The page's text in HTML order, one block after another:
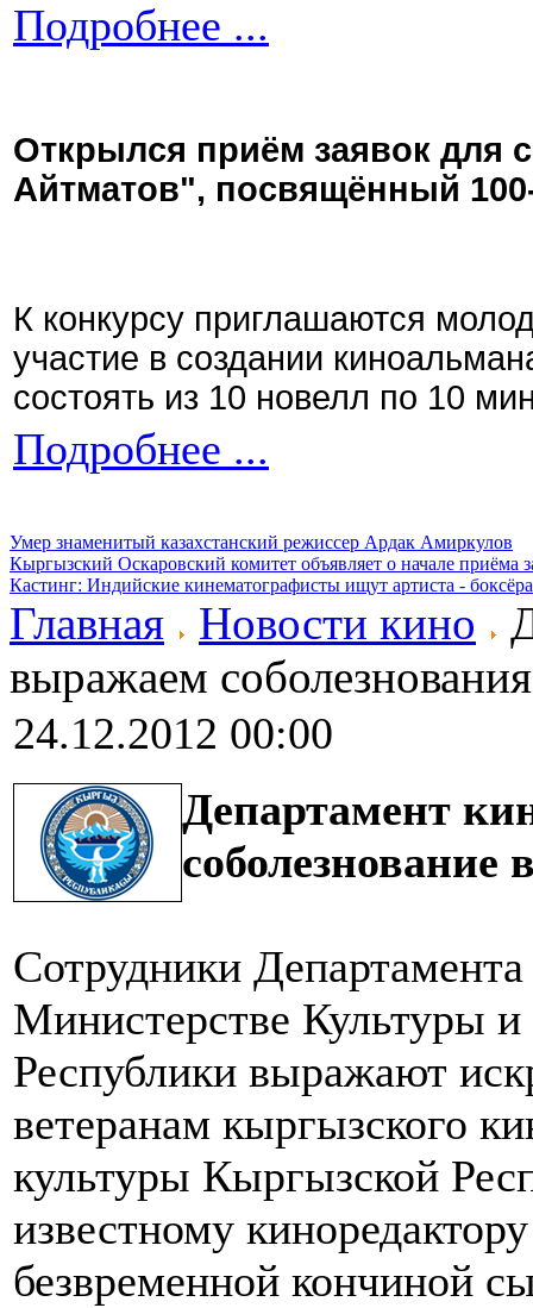
Подробнее ...
Открылся приём заявок для
Айтматов", посвящённый
К конкурсу приглашаются
участие в создании
состоять из 10 новелл по 10
Подробнее ...
Умер знаменитый казахстанский режиссер Ардак Амиркулов
Кыргызский Оскаровский комитет объявляет о начале приёма
Кастинг: Индийские кинематографисты ищут артиста -
Главная Новости кино
выражаем
24.12.2012 00:00
Департамент
соболезнование
Сотрудники
Министерстве Культуры
Республики выражают
ветеранам кыргызского
культуры Кыргызской
известному
безвременной кончиной